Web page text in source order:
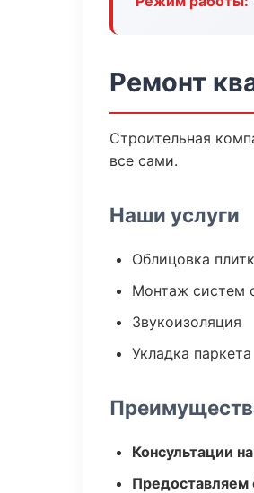
Ремонт
Строительная
все сами.
Наши услуги
Облицовка
Монтаж систем
Звукоизоляция
Укладка паркета
Консультации